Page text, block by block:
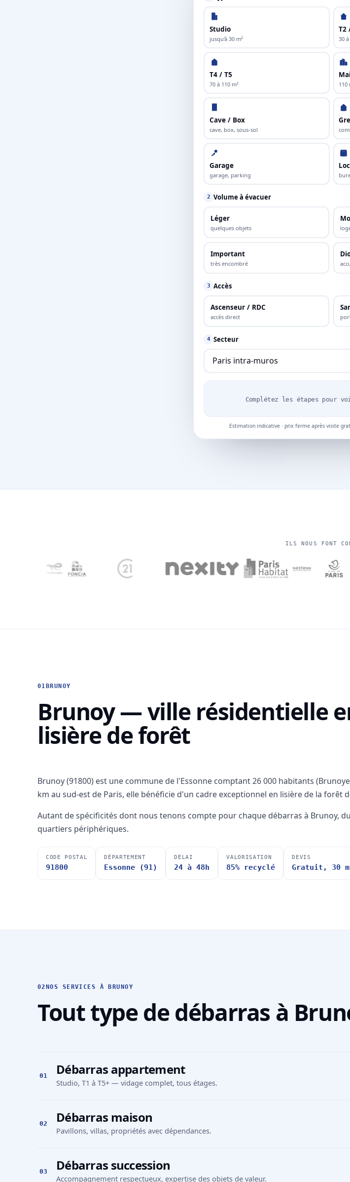
Studio
jusqu'à 30 m²
T2
30
T4 / T5
70 à 110 m² 110
Cave / Box
cave, box, sous-sol
Garage
garage, parking
2 Volume à évacuer
Léger
quelques objets
Important
très encombré
3 Accès
Ascenseur / RDC
accès direct
4 Secteur
Complétez les étapes pour
Estimation indicative · prix ferme après visite
ILS NOUS FONT
01 BRUNOY
Brunoy — ville résidentielle
lisière de forêt
Brunoy (91800) est une commune de l'Essonne comptant 26 000 habitants
km au sud-est de Paris, elle bénéficie d'un cadre exceptionnel en lisière de la forêt
Autant de spécificités dont nous tenons compte pour chaque débarras à Brunoy,
quartiers périphériques.
CODE POSTAL
91800
DÉPARTEMENT
Essonne (91)
DÉLAI
24 à 48h
VALORISATION
85% recyclé
DEVIS
Gratuit, 30
02NOS SERVICES À BRUNOY
Tout type de débarras à
01 Débarras appartement
Studio, T1 à T5+ — vidage complet, tous étages.
02 Débarras maison
Pavillons, villas, propriétés avec dépendances.
03 Débarras succession
Accompagnement respectueux, expertise des objets de valeur.